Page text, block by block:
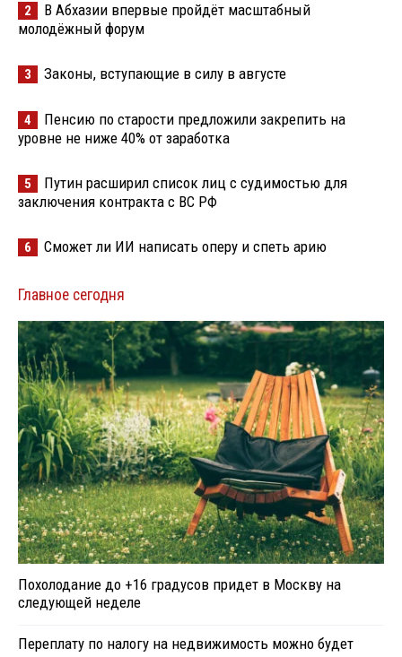
2
В Абхазии впервые пройдёт масштабный
молодёжный форум
3 Законы, вступающие в силу в августе
4
Пенсию по старости предложили закрепить на
уровне не ниже 40% от заработка
5
Путин расширил список лиц с судимостью для
заключения контракта с ВС РФ
6 Сможет ли ИИ написать оперу и спеть арию
Главное сегодня
Похолодание до +16 градусов придет в Москву на
следующей неделе
Переплату по налогу на недвижимость можно будет